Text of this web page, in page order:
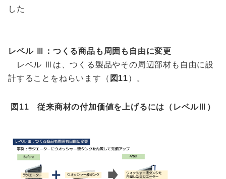
した
レベル Ⅲ：つくる商品も周囲も自由に変更
レベル Ⅲは、つくる製品やその周辺部材も自由に設
計することをねらいます（ 図11）。
図11 従来商材の付加価値を上げるには（レベルⅢ）